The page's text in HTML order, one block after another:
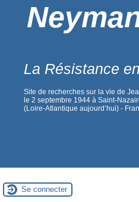
La Résistance
Site de recherches sur la vie de
le 2 septembre 1944 à Saint-
(Loire-Atlantique aujourd’hui) -
Se connecter